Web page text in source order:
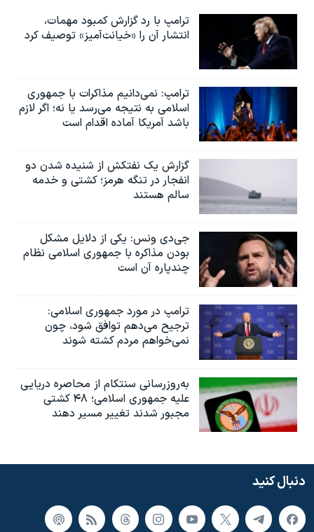
ترامپ با رد گزارش کمبود مهمات،
انتشار آن را «خیانت‌آمیز» توصیف کرد
ترامپ: نمی‌دانیم مذاکرات با جمهوری
اسلامی به نتیجه می‌رسد یا نه؛ اگر لازم
باشد آمریکا آماده اقدام است
گزارش یک نفتکش از شنیده شدن دو
انفجار در تنگه هرمز؛ کشتی و خدمه
سالم هستند
جی‌دی ونس: یکی از دلایل مشکل
بودن مذاکره با جمهوری اسلامی نظام
چندپاره آن است
ترامپ در مورد جمهوری اسلامی:
ترجیح می‌دهم توافق شود، چون
نمی‌خواهم مردم کشته شوند
به‌روزرسانی سنتکام از محاصره دریایی
علیه جمهوری اسلامی؛ ۴۸ کشتی
مجبور شدند تغییر مسیر دهند
دنبال کنید